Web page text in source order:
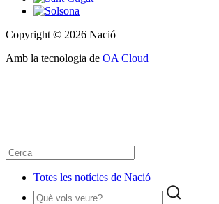
Copyright © 2026 Nació
Amb la tecnologia de OA Cloud
Totes les notícies de Nació